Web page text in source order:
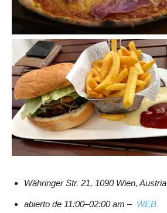
Währinger Str. 21, 1090 Wien, Austria
abierto de 11:00–02:00 am – WEB